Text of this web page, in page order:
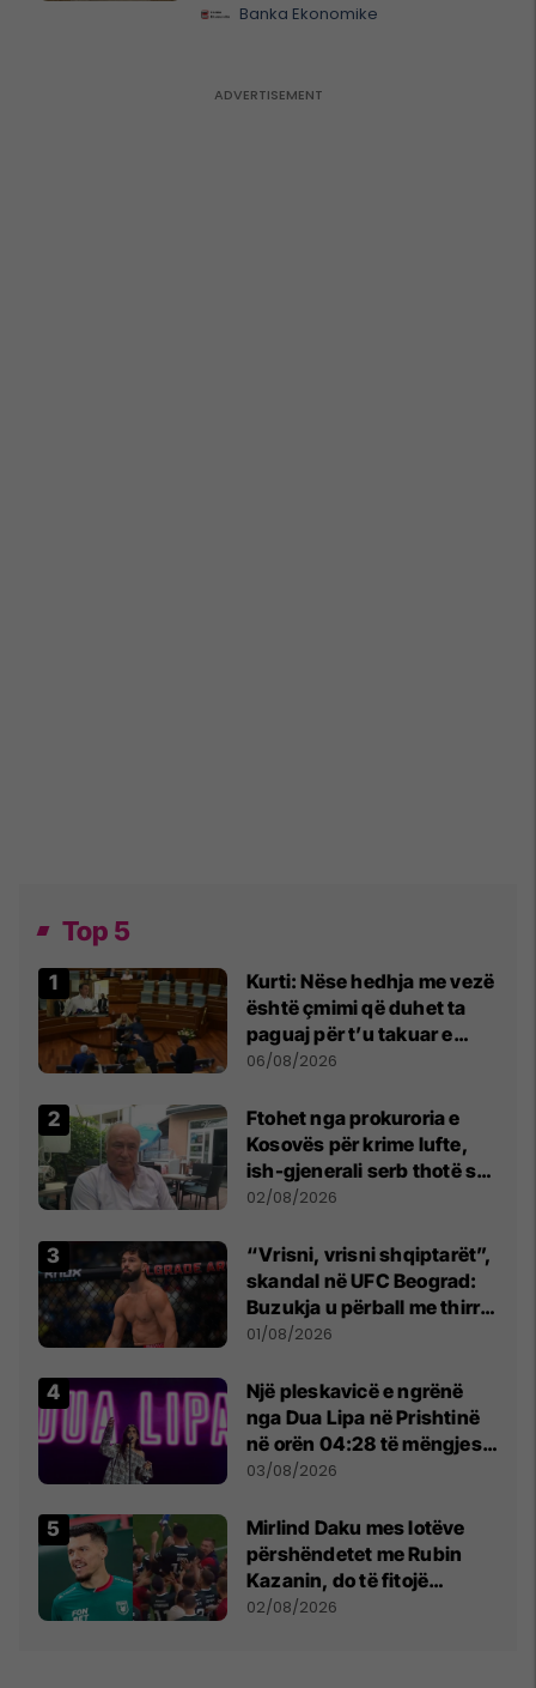
Banka Ekonomike
Top 5
Kurti: Nëse hedhja me vezë
është çmimi që duhet ta
paguaj për t’u takuar e
bashkëbiseduar jam i
06/08/2026
Ftohet nga prokuroria e
Kosovës për krime lufte,
ish-gjenerali serb thotë se
dikush e tradhtoi në
02/08/2026
“Vrisni, vrisni shqiptarët”,
skandal në UFC Beograd:
Buzukja u përball me thirrje
anti-shqiptare nga
01/08/2026
Një pleskavicë e ngrënë
nga Dua Lipa në Prishtinë
në orën 04:28 të mëngjesit
- dhe bota digjitale serbe
03/08/2026
Mirlind Daku mes lotëve
përshëndetet me Rubin
Kazanin, do të fitojë
miliona te Spartak Moska
02/08/2026